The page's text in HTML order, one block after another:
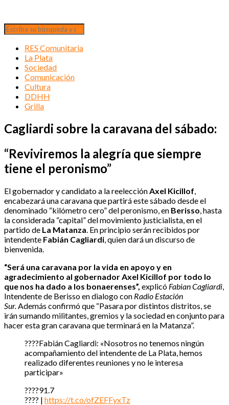
RES Comunitaria
La Plata
Sociedad
Comunicación
Cultura
DDHH
Grilla
Cagliardi sobre la caravana del sábado:
“Reviviremos la alegría que siempre
tiene el peronismo”
El gobernador y candidato a la reelección Axel Kicillof
encabezará una caravana que partirá este sábado desde el
denominado “kilómetro cero” del peronismo, en Berisso , hasta
la considerada “capital” del movimiento justicialista, en el
partido de La Matanza . En principio serán recibidos por
intendente Fabián Cagliardi , quien dará un discurso de
bienvenida.
“Será una caravana por la vida en apoyo y en
agradecimiento al gobernador Axel Kicillof por todo lo
que nos ha dado a los bonaerenses”, explicó Fabian Cagliardi
Intendente de Berisso en dialogo con Radio Estación
Sur. Además confirmó que “Pasara por distintos distritos, se
irán sumando militantes, gremios y la sociedad en conjunto para
hacer esta gran caravana que terminará en la Matanza”.
????️Fabián Cagliardi: «Nosotros no tenemos ningún
acompañamiento del intendente de La Plata, hemos
realizado diferentes reuniones y no le interesa
participar»
????91.7
???? | https://t.co/ofZEFFyxTz